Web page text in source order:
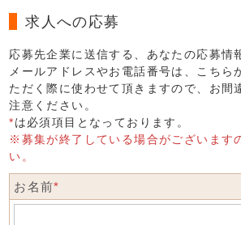
求人への応募
応募先企業に送信する、あなたの応募情
メールアドレスやお電話番号は、こちら
ただく際に使わせて頂きますので、お間
注意ください。
*は必須項目となっております。
※募集が終了している場合がございます
い。
お名前*